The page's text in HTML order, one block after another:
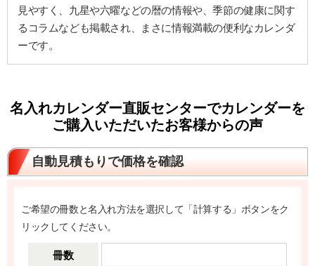
見やすく、九星や六曜などの暦の情報や、季節の健康に関す
るコラムなども掲載され、まさに情報満載の便利なカレンダ
ーです。
名入れカレンダー直販センターでカレンダーを
ご購入いただいたお客様からの声
自動見積もりで価格を確認
ご希望の冊数と名入れ方法を選択して「計算する」ボタンをク
リックしてください。
冊数